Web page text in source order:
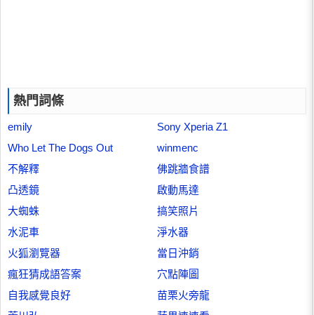
熱門詞條
emily
Sony Xperia Z1
Who Let The Dogs Out
winmenc
不解釋
佛跳牆食譜
凸透鏡
啟動馬達
大蜘蛛
搞笑照片
水泥車
淨水器
火狐瀏覽器
當日沖銷
瘋狂猜成語答案
穴點陣圖
自我感覺良好
苗栗火旁龍